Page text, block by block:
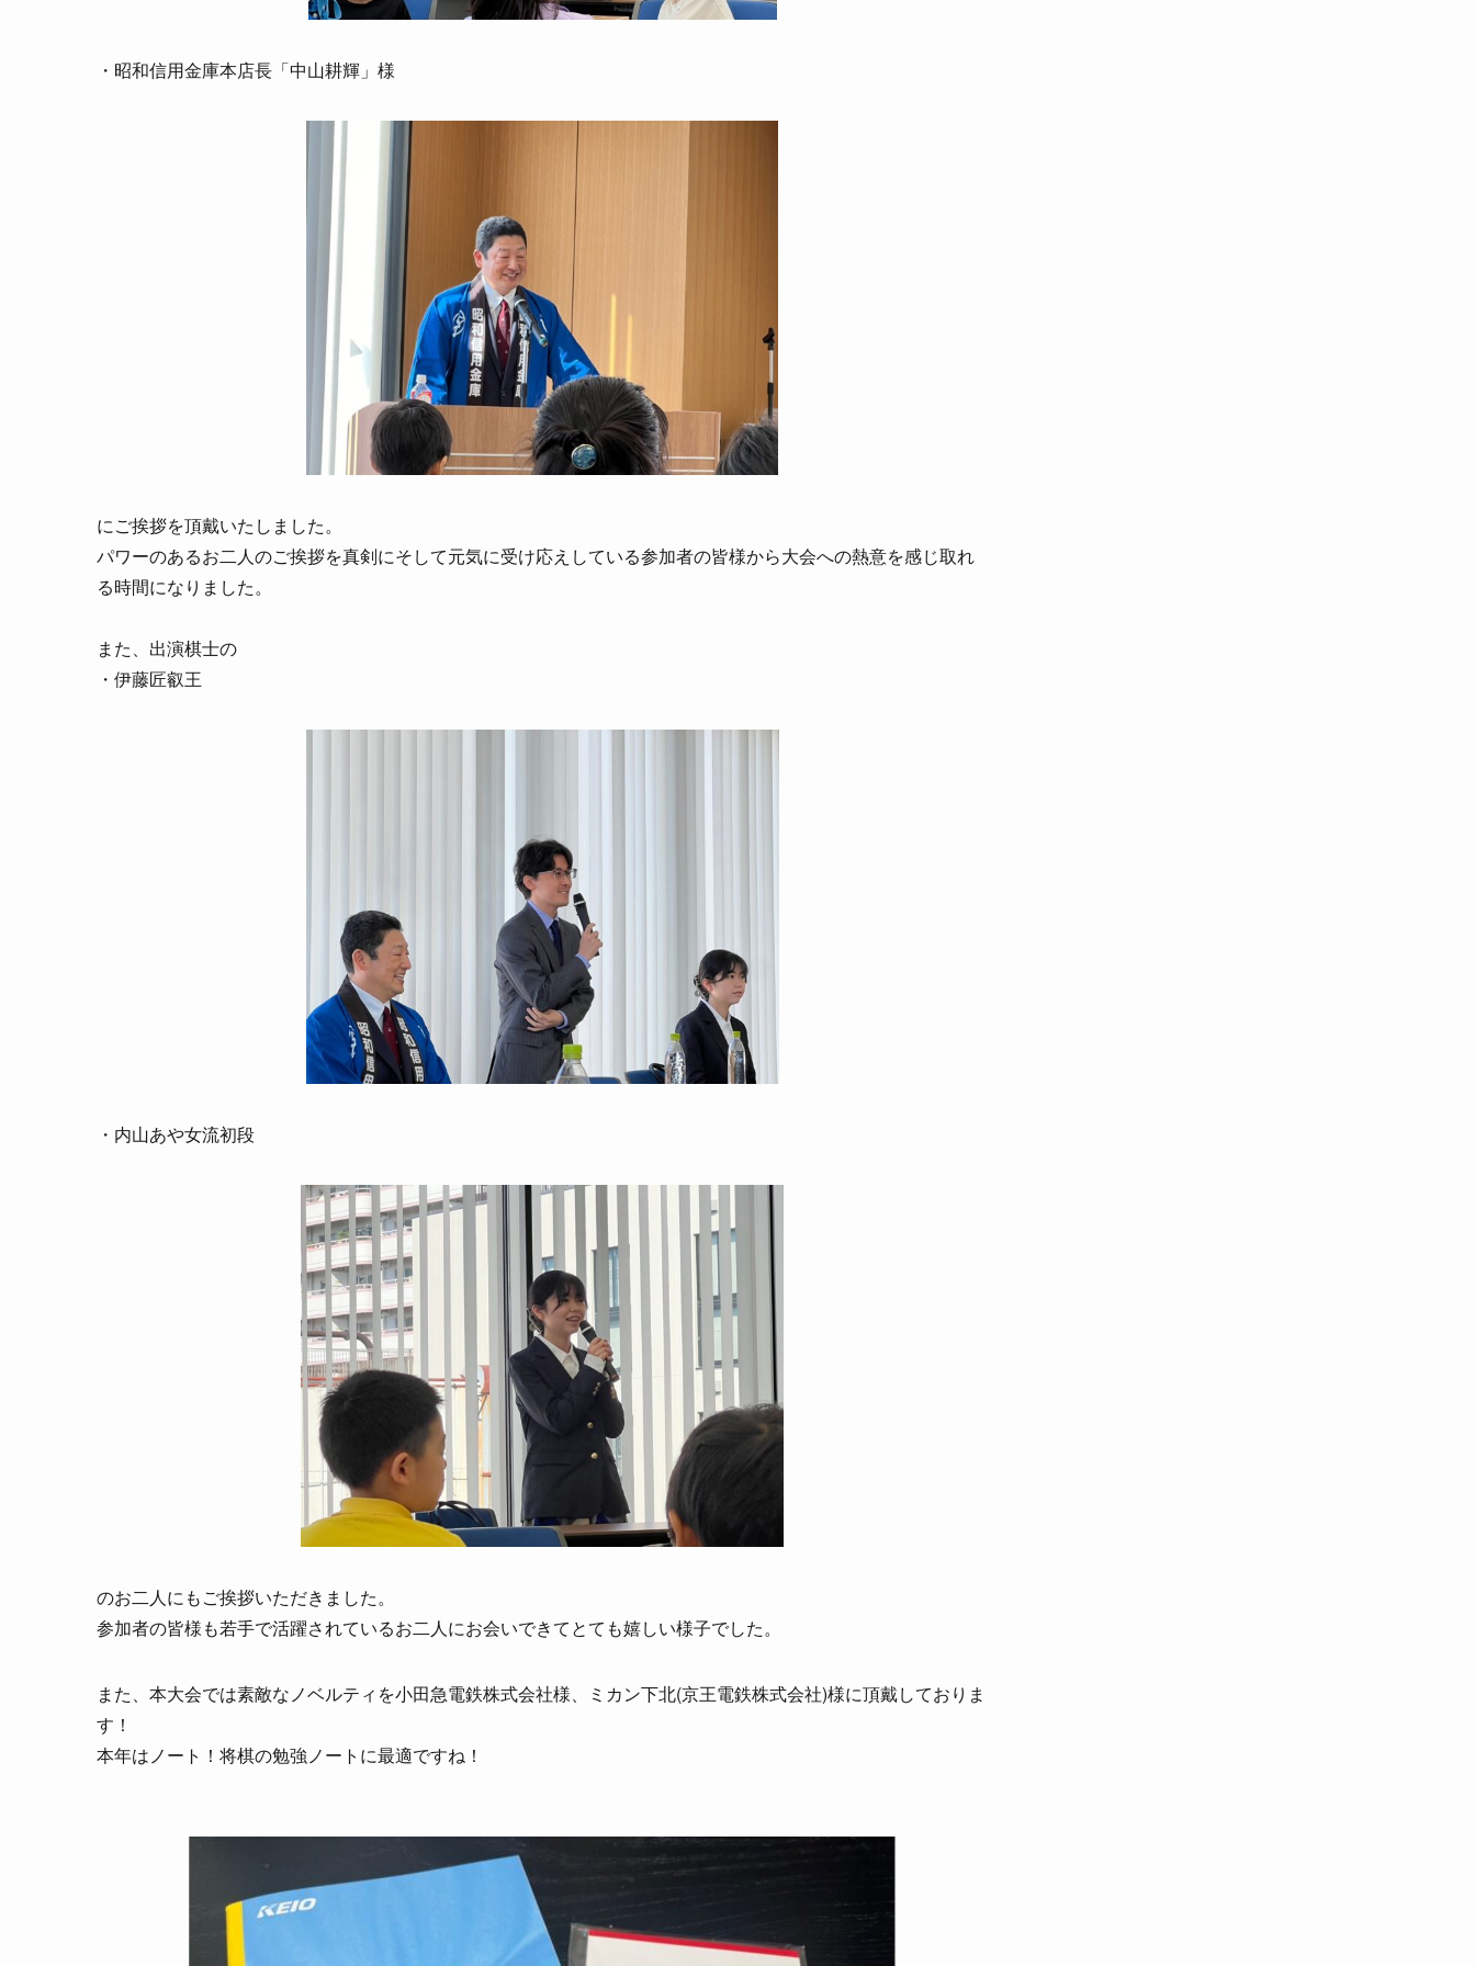
・昭和信用金庫本店長「中山耕輝」様
にご挨拶を頂戴いたしました。
パワーのあるお二人のご挨拶を真剣にそして元気に受け応えしている参加者の皆様から大会への熱意を感じ取れ
る時間になりました。
また、出演棋士の
・伊藤匠叡王
・内山あや女流初段
のお二人にもご挨拶いただきました。
参加者の皆様も若手で活躍されているお二人にお会いできてとても嬉しい様子でした。
また、本大会では素敵なノベルティを小田急電鉄株式会社様、ミカン下北(京王電鉄株式会社)様に頂戴しておりま
す！
本年はノート！将棋の勉強ノートに最適ですね！